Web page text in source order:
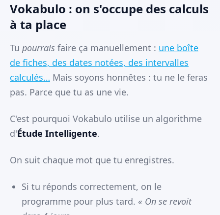
Vokabulo : on s'occupe des calculs
à ta place
Tu pourrais faire ça manuellement : une boîte
de fiches, des dates notées, des intervalles
calculés… Mais soyons honnêtes : tu ne le feras
pas. Parce que tu as une vie.
C'est pourquoi Vokabulo utilise un algorithme
d'Étude Intelligente.
On suit chaque mot que tu enregistres.
Si tu réponds correctement, on le
programme pour plus tard. « On se revoit